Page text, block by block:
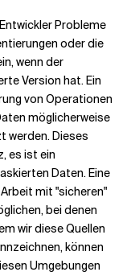
Probleme
oder die
wenn der
Version hat. Ein
von Operationen
möglicherweise
werden. Dieses
es ist ein
Daten. Eine
mit "sicheren"
bei denen
wir diese Quellen
können
Umgebungen